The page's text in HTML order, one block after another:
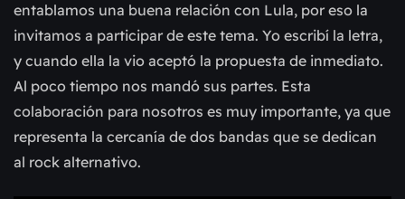
entablamos una buena relación con Lula, por eso la
invitamos a participar de este tema. Yo escribí la letra,
y cuando ella la vio aceptó la propuesta de inmediato.
Al poco tiempo nos mandó sus partes. Esta
colaboración para nosotros es muy importante, ya que
representa la cercanía de dos bandas que se dedican
al rock alternativo.